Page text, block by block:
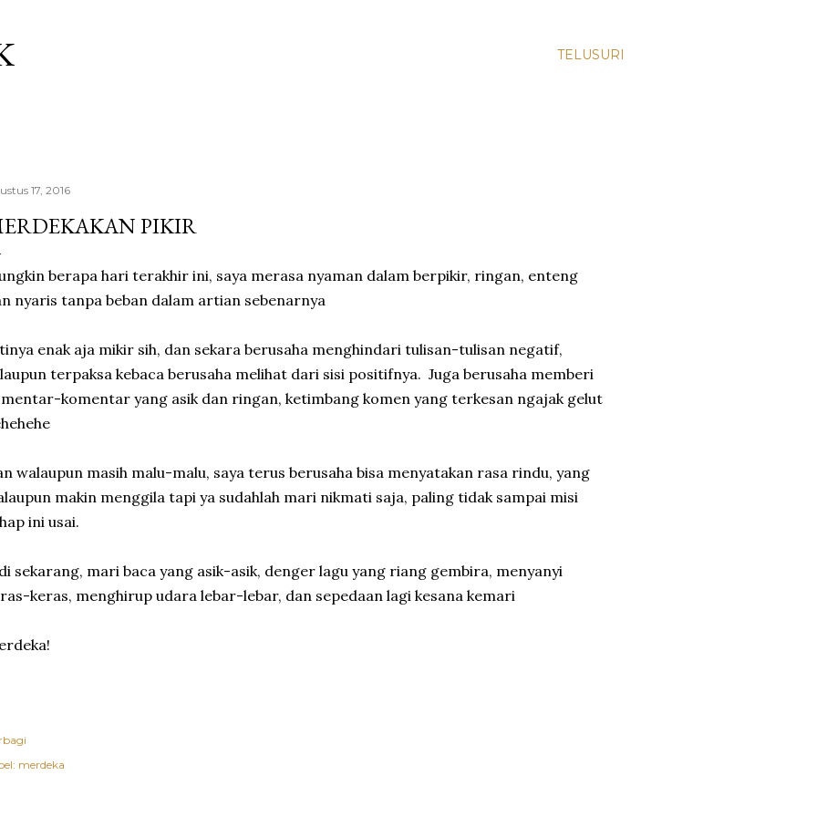
TELUSURI
17, 2016
PIKIR
berapa hari terakhir ini, saya merasa nyaman dalam berpikir, ringan, enteng
nyaris tanpa beban dalam artian sebenarnya
enak aja mikir sih, dan sekara berusaha menghindari tulisan-tulisan negatif,
terpaksa kebaca berusaha melihat dari sisi positifnya. Juga berusaha memberi
komentar yang asik dan ringan, ketimbang komen yang terkesan ngajak gelut
walaupun masih malu-malu, saya terus berusaha bisa menyatakan rasa rindu, yang
makin menggila tapi ya sudahlah mari nikmati saja, paling tidak sampai misi
ini usai.
sekarang, mari baca yang asik-asik, denger lagu yang riang gembira, menyanyi
keras, menghirup udara lebar-lebar, dan sepedaan lagi kesana kemari
merdeka